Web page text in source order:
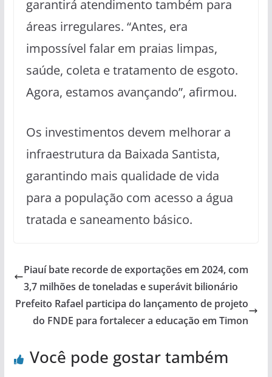
garantirá atendimento também para
áreas irregulares. “Antes, era
impossível falar em praias limpas,
saúde, coleta e tratamento de esgoto.
Agora, estamos avançando”, afirmou.
Os investimentos devem melhorar a
infraestrutura da Baixada Santista,
garantindo mais qualidade de vida
para a população com acesso a água
tratada e saneamento básico.
Piauí bate recorde de exportações em 2024, com
3,7 milhões de toneladas e superávit bilionário
Prefeito Rafael participa do lançamento de projeto
do FNDE para fortalecer a educação em Timon
Você pode gostar também